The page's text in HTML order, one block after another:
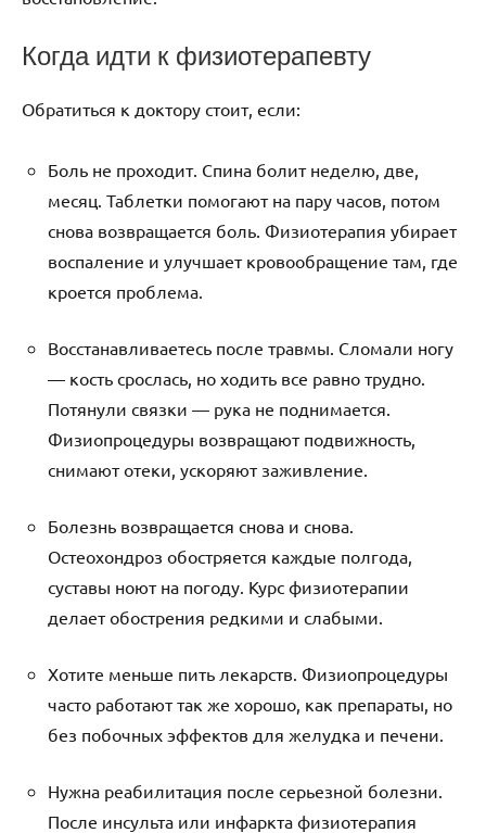
Когда идти к физиотерапевту
Обратиться к доктору стоит, если:
Боль не проходит. Спина болит неделю, две,
месяц. Таблетки помогают на пару часов, потом
снова возвращается боль. Физиотерапия убирает
воспаление и улучшает кровообращение там, где
кроется проблема.
Восстанавливаетесь после травмы. Сломали ногу
— кость срослась, но ходить все равно трудно.
Потянули связки — рука не поднимается.
Физиопроцедуры возвращают подвижность,
снимают отеки, ускоряют заживление.
Болезнь возвращается снова и снова.
Остеохондроз обостряется каждые полгода,
суставы ноют на погоду. Курс физиотерапии
делает обострения редкими и слабыми.
Хотите меньше пить лекарств. Физиопроцедуры
часто работают так же хорошо, как препараты, но
без побочных эффектов для желудка и печени.
Нужна реабилитация после серьезной болезни.
После инсульта или инфаркта физиотерапия